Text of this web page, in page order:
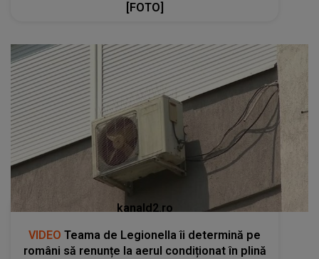
[FOTO]
kanald2.ro
VIDEO Teama de Legionella îi determină pe
români să renunțe la aerul condiționat în plină